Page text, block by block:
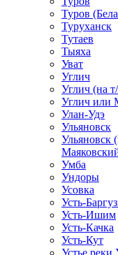
Туров
Туруханск
Тутаев
Тыяха
Уват
Углич
Углич (на
Углич
Улан-Удэ
Ульяновск
Ульяновск
Умба
Ундоры
Усовка
Усть-
Усть-Ишим
Усть-Качка
Усть-Кут
Устье реки